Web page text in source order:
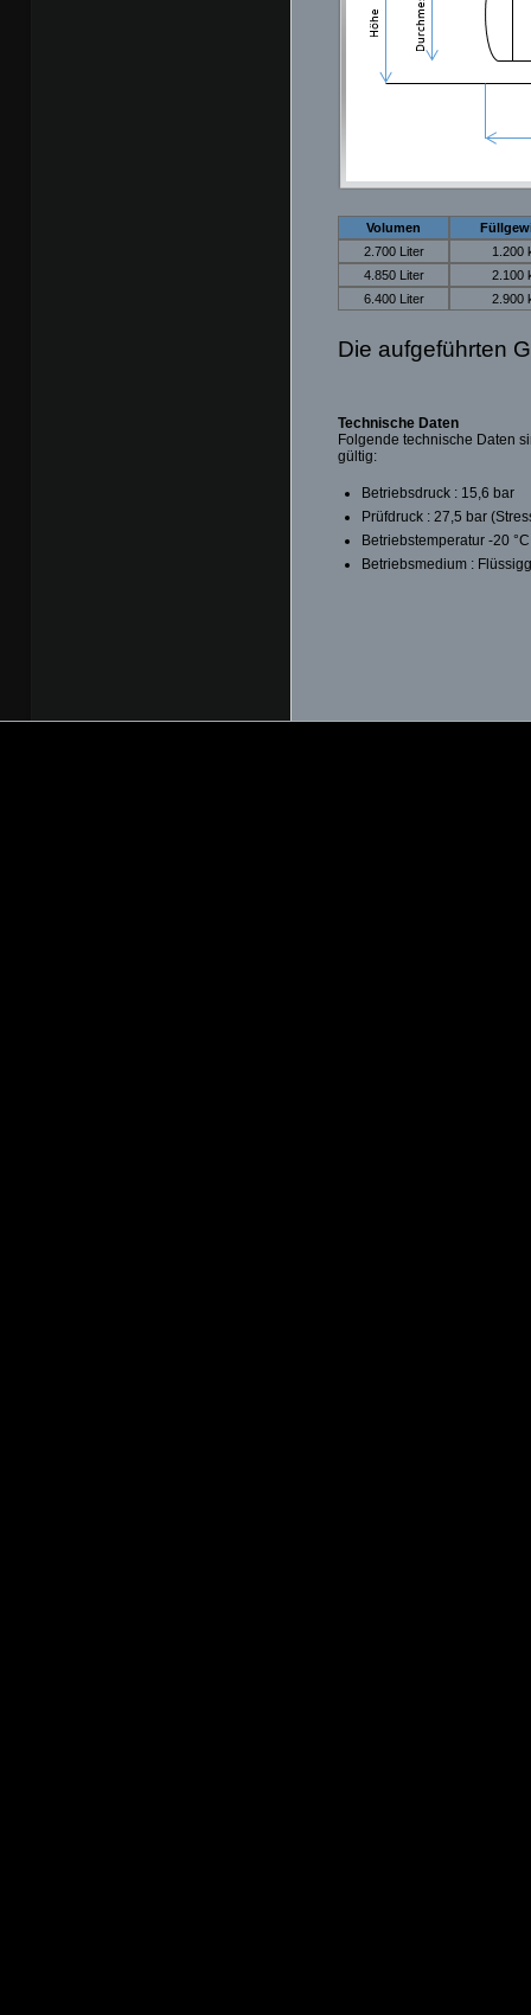
Volumen
2.700 Liter
1.200
4.850 Liter
2.100
6.400 Liter
2.900
Die aufgeführten
Technische Daten
Folgende technische Daten
gültig:
Betriebsdruck : 15,6 bar
Prüfdruck : 27,5 bar
Betriebstemperatur -20
Betriebsmedium :